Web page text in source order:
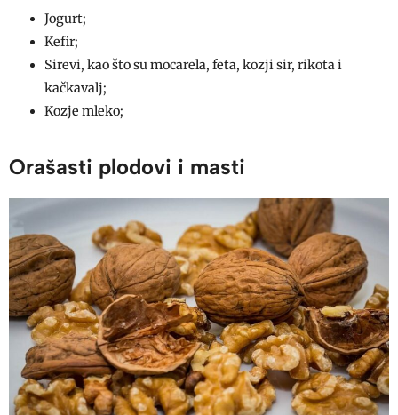
Jogurt;
Kefir;
Sirevi, kao što su mocarela, feta, kozji sir, rikota i
kačkavalj;
Kozje mleko;
Orašasti plodovi i masti